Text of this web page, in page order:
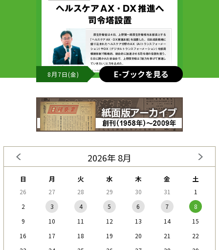
8月7日(金) E-ブックを見る
2026年 8月
日 月 火 水 木 金 土
26 27 28 29 30 31
1
2
3 4 5 6 7
8
9
10 11 12 13 14
15
16
17 18 19 20 21
22